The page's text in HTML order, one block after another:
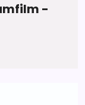
-